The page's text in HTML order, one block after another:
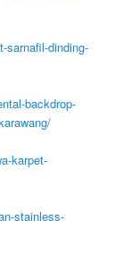
sarnafil-dinding-
backdrop-
karpet-
stainless-